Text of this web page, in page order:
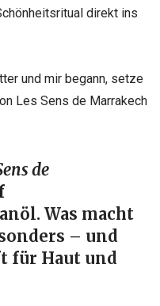
direkt ins
und mir begann, setze
Les Sens de Marrakech
de
Was macht
– und
für Haut und